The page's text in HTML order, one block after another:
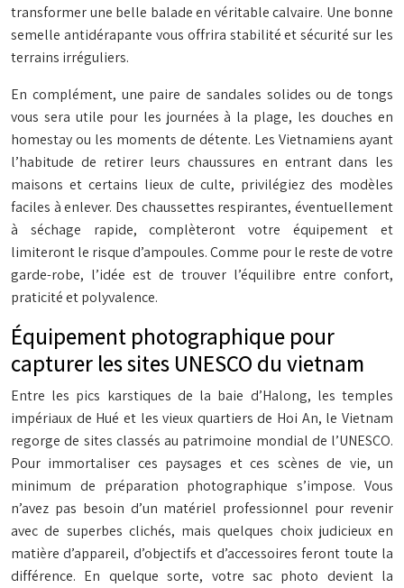
transformer une belle balade en véritable calvaire. Une bonne
semelle antidérapante vous offrira stabilité et sécurité sur les
terrains irréguliers.
En complément, une paire de sandales solides ou de tongs
vous sera utile pour les journées à la plage, les douches en
homestay ou les moments de détente. Les Vietnamiens ayant
l’habitude de retirer leurs chaussures en entrant dans les
maisons et certains lieux de culte, privilégiez des modèles
faciles à enlever. Des chaussettes respirantes, éventuellement
à séchage rapide, complèteront votre équipement et
limiteront le risque d’ampoules. Comme pour le reste de votre
garde-robe, l’idée est de trouver l’équilibre entre confort,
praticité et polyvalence.
Équipement photographique pour
capturer les sites UNESCO du vietnam
Entre les pics karstiques de la baie d’Halong, les temples
impériaux de Hué et les vieux quartiers de Hoi An, le Vietnam
regorge de sites classés au patrimoine mondial de l’UNESCO.
Pour immortaliser ces paysages et ces scènes de vie, un
minimum de préparation photographique s’impose. Vous
n’avez pas besoin d’un matériel professionnel pour revenir
avec de superbes clichés, mais quelques choix judicieux en
matière d’appareil, d’objectifs et d’accessoires feront toute la
différence. En quelque sorte, votre sac photo devient la